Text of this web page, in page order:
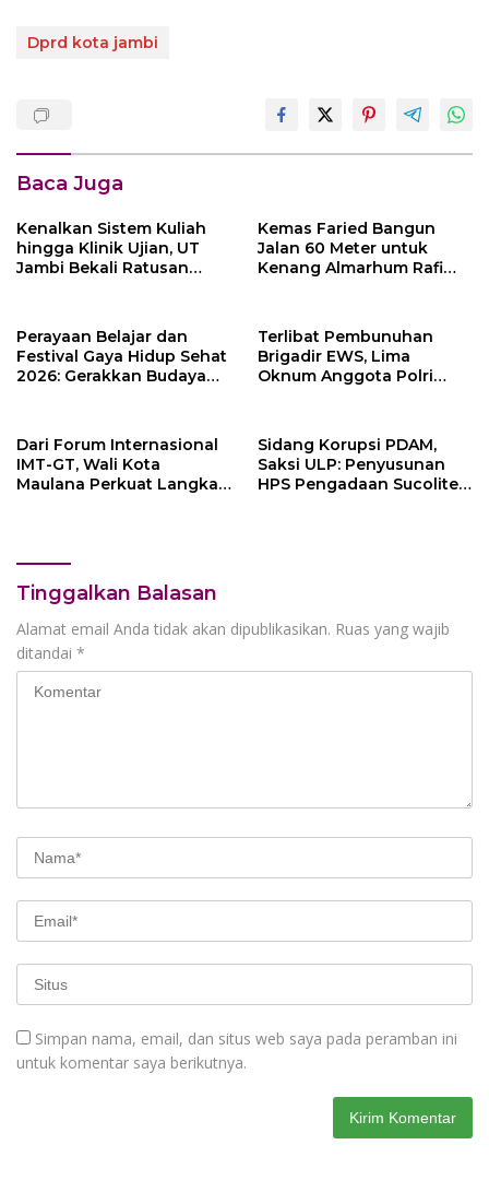
Dprd kota jambi
Baca Juga
Kenalkan Sistem Kuliah
hingga Klinik Ujian, UT
Jambi Bekali Ratusan
Kemas Faried Bangun
Jalan 60 Meter untuk
Kenang Almarhum Rafi
Perayaan Belajar dan
Festival Gaya Hidup Sehat
2026: Gerakkan Budaya
Indonesia
Terlibat Pembunuhan
Brigadir EWS, Lima
Oknum Anggota Polri
Dari Forum Internasional
IMT-GT, Wali Kota
Maulana Perkuat Langkah
Sidang Korupsi PDAM,
Saksi ULP: Penyusunan
HPS Pengadaan Sucolite
Tinggalkan Balasan
Alamat email Anda tidak akan dipublikasikan. Ruas yang wajib
ditandai *
Simpan nama, email, dan situs web saya pada peramban ini
untuk komentar saya berikutnya.